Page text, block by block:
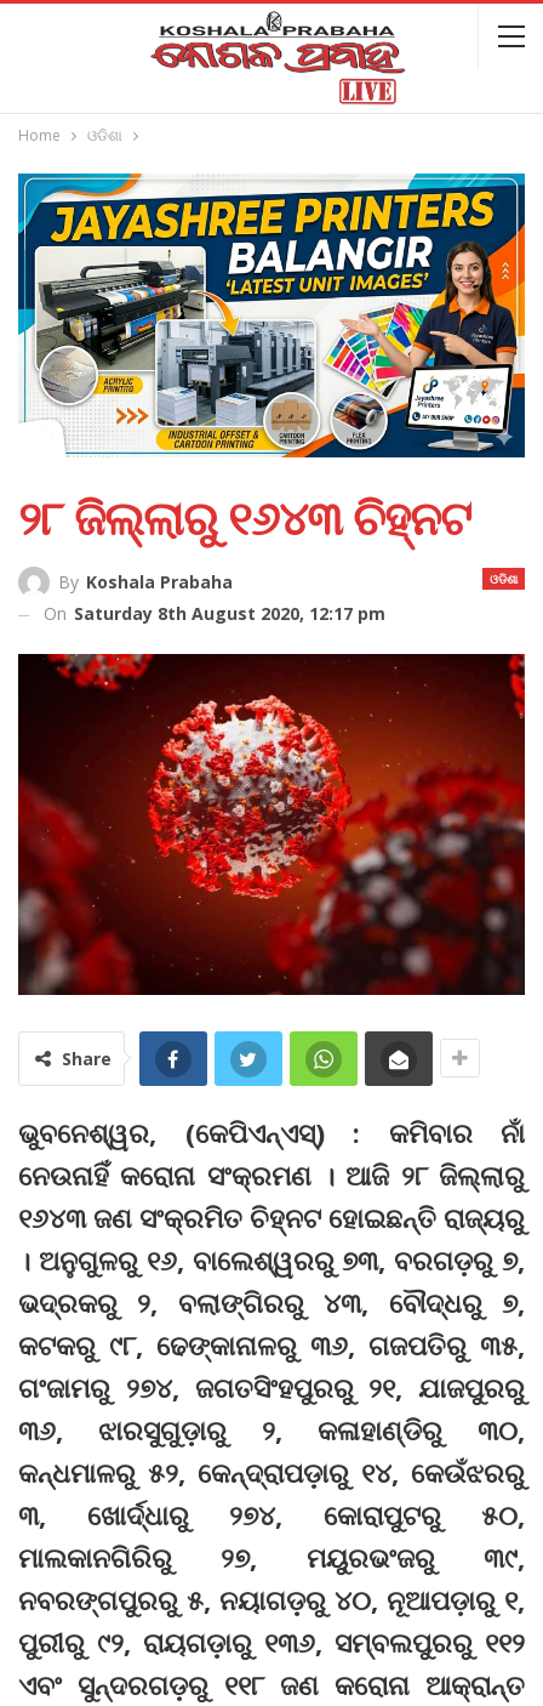
Home ଓଡିଶା
୨୮ ଜିଲ୍ଲାରୁ ୧୬୪୩ ଚିହ୍ନଟ
ଓଡିଶା
By Koshala Prabaha
On Saturday 8th August 2020, 12:17 pm
Share
ଭୁବନେଶ୍ୱର, (କେପିଏନ୍ଏସ୍) : କମିବାର ନାଁ
ନେଉନାହିଁ କରୋନା ସଂକ୍ରମଣ । ଆଜି ୨୮ ଜିଲ୍ଲାରୁ
୧୬୪୩ ଜଣ ସଂକ୍ରମିତ ଚିହ୍ନଟ ହୋଇଛନ୍ତି ରାଜ୍ୟରୁ
। ଅନୁଗୁଳରୁ ୧୬, ବାଲେଶ୍ୱରରୁ ୭୩, ବରଗଡ଼ରୁ ୭,
ଭଦ୍ରକରୁ ୨, ବଲାଙ୍ଗିରରୁ ୪୩, ବୌଦ୍ଧରୁ ୭,
କଟକରୁ ୯୮, ଢେଙ୍କାନାଳରୁ ୩୬, ଗଜପତିରୁ ୩୫,
ଗଂଜାମରୁ ୨୭୪, ଜଗତସିଂହପୁରରୁ ୨୧, ଯାଜପୁରରୁ
୩୬, ଝାରସୁଗୁଡ଼ାରୁ ୨, କଳାହାଣ୍ଡିରୁ ୩୦,
କନ୍ଧମାଳରୁ ୫୨, କେନ୍ଦ୍ରାପଡ଼ାରୁ ୧୪, କେଉଁଝରରୁ
୩, ଖୋର୍ଦ୍ଧାରୁ ୨୭୪, କୋରାପୁଟରୁ ୫୦,
ମାଲକାନଗିରିରୁ ୨୭, ମୟୁରଭଂଜରୁ ୩୯,
ନବରଙ୍ଗପୁରରୁ ୫, ନୟାଗଡ଼ରୁ ୪୦, ନୂଆପଡ଼ାରୁ ୧,
ପୁରୀରୁ ୯୨, ରାୟଗଡ଼ାରୁ ୧୩୬, ସମ୍ବଲପୁରରୁ ୧୧୨
ଏବଂ ସୁନ୍ଦରଗଡ଼ରୁ ୧୧୮ ଜଣ କରୋନା ଆକ୍ରାନ୍ତ